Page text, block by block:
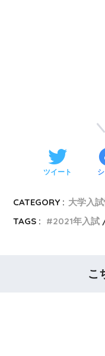
ツイート
CATEGORY : 大学入
TAGS :
2021年入試
こ